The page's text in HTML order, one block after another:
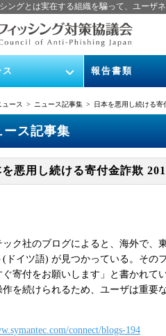
ングとは実在する組織を騙って、ユーザ
ス
らのお知らせ
記事集
報告書類
ガイドライン
協議会WG報告書
ュース > ニュース記事集 > 日本を悪用し続ける寄
ース記事集
を悪用し続ける寄付金詐欺
ック社のブログによると、海外で、
(ドイツ語) が見つかっている。その
ぐ寄付をお願いします」と書かれて
作を続けられるため、ユーザは重要
connect/blogs-194